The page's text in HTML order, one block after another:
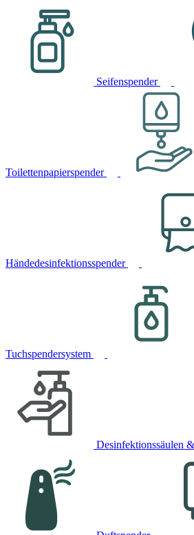
Seifenspender
Toilettenpapierspender
Händedesinfektionsspender
Tuchspendersystem
Desinfektionssäulen